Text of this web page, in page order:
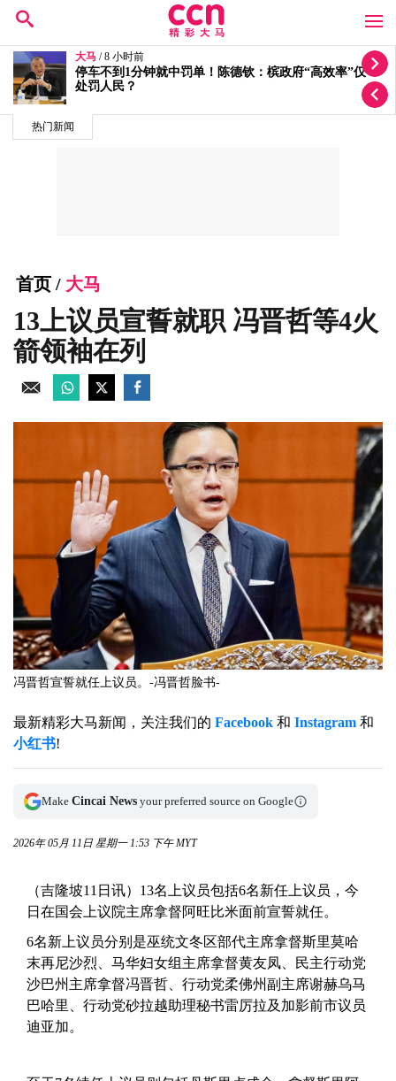
热门新闻
大马 / 9 小时前
按个人喜恶发放拨款有滥权之嫌 5蓝眼议员轰安华党政
不分
首页 / 大马
13上议员宣誓就职 冯晋哲等4火
箭领袖在列
冯晋哲宣誓就任上议员。-冯晋哲脸书-
最新精彩大马新闻，关注我们的 Facebook 和 Instagram 和
小红书!
Make Cincai News your preferred source on Google
2026年 05月 11日 星期一 1:53 下午 MYT
（吉隆坡11日讯）13名上议员包括6名新任上议员，今
日在国会上议院主席拿督阿旺比米面前宣誓就任。
6名新上议员分别是巫统文冬区部代主席拿督斯里莫哈
末再尼沙烈、马华妇女组主席拿督黄友凤、民主行动党
沙巴州主席拿督冯晋哲、行动党柔佛州副主席谢赫乌马
巴哈里、行动党砂拉越助理秘书雷厉拉及加影前市议员
迪亚加。